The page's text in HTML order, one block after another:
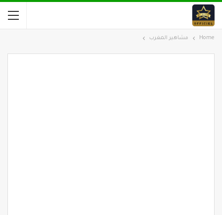
Home مشاهير المغرب